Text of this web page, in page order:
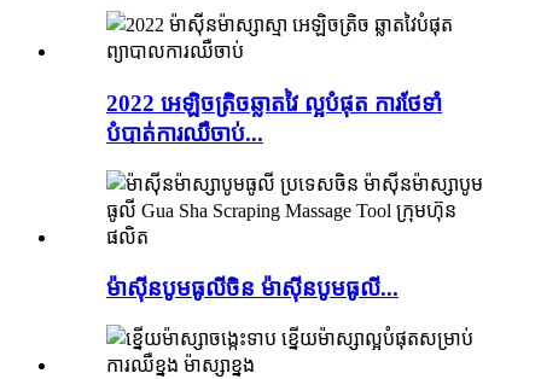
2022 អេឡិចត្រិចឆ្លាតវៃ ល្អបំផុត ការថែទាំ
បំបាត់ការឈឺចាប់...
ម៉ាស៊ីនបូមធូលីចិន ម៉ាស៊ីនបូមធូលី...